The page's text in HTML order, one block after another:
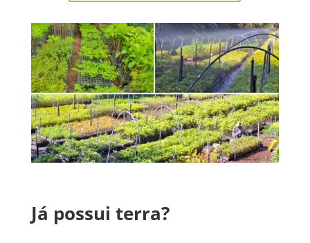
Já possui terra?